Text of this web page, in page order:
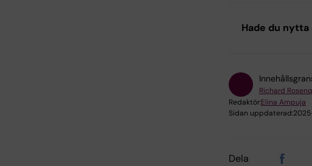
Hade du nytta
Richard
Redaktör:Elina Ampuja
Sidan uppdaterad:
Dela